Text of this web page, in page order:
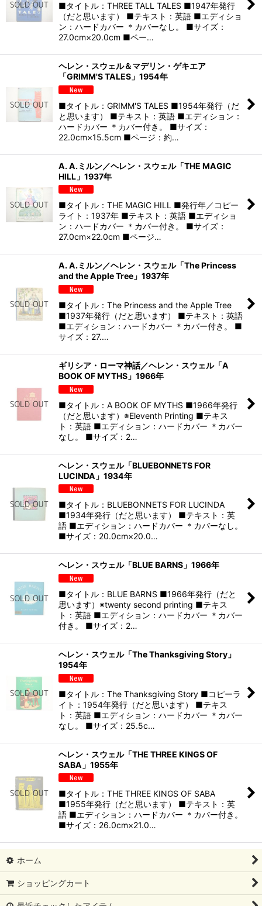
■タイトル：THREE TALL TALES ■1947年発行
（だと思います） ■テキスト：英語 ■エディショ
ン：ハードカバー ＊カバーなし。 ■サイズ：
27.0cm×20.0cm ■ペー…
ヘレン・スウェル＆マデリン・ゲキエア
「GRIMM'S TALES」1954年
■タイトル：GRIMM'S TALES ■1954年発行（だ
と思います） ■テキスト：英語 ■エディション：
ハードカバー ＊カバー付き。 ■サイズ：
22.0cm×15.5cm ■ページ：約…
A. A.ミルン／ヘレン・スウェル「THE MAGIC
HILL」1937年
■タイトル：THE MAGIC HILL ■発行年／コピー
ライト：1937年 ■テキスト：英語 ■エディショ
ン：ハードカバー ＊カバー付き。 ■サイズ：
27.0cm×22.0cm ■ページ…
A. A.ミルン／ヘレン・スウェル「The Princess
and the Apple Tree」1937年
■タイトル：The Princess and the Apple Tree
■1937年発行（だと思います） ■テキスト：英語
■エディション：ハードカバー ＊カバー付き。 ■
サイズ：27.…
ギリシア・ローマ神話／ヘレン・スウェル「A
BOOK OF MYTHS」1966年
■タイトル：A BOOK OF MYTHS ■1966年発行
（だと思います）※Eleventh Printing ■テキス
ト：英語 ■エディション：ハードカバー ＊カバー
なし。 ■サイズ：2…
ヘレン・スウェル「BLUEBONNETS FOR
LUCINDA」1934年
■タイトル：BLUEBONNETS FOR LUCINDA
■1934年発行（だと思います） ■テキスト：英
語 ■エディション：ハードカバー ＊カバーなし。
■サイズ：20.0cm×20.0…
ヘレン・スウェル「BLUE BARNS」1966年
■タイトル：BLUE BARNS ■1966年発行（だと
思います）※twenty second printing ■テキス
ト：英語 ■エディション：ハードカバー ＊カバー
付き。 ■サイズ：2…
ヘレン・スウェル「The Thanksgiving Story」
1954年
■タイトル：The Thanksgiving Story ■コピーラ
イト：1954年発行（だと思います） ■テキス
ト：英語 ■エディション：ハードカバー ＊カバー
なし。 ■サイズ：25.5c…
ヘレン・スウェル「THE THREE KINGS OF
SABA」1955年
■タイトル：THE THREE KINGS OF SABA
■1955年発行（だと思います） ■テキスト：英
語 ■エディション：ハードカバー ＊カバー付き。
■サイズ：26.0cm×21.0…
ホーム
ショッピングカート